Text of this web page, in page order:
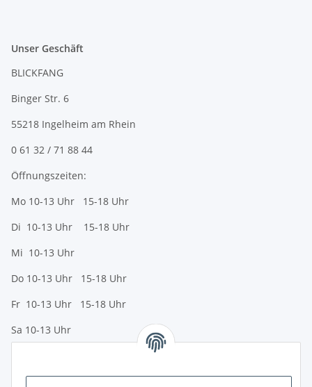
Unser Geschäft
BLICKFANG
Binger Str. 6
55218 Ingelheim am Rhein
0 61 32 / 71 88 44
Öffnungszeiten:
Mo 10-13 Uhr 15-18 Uhr
Di 10-13 Uhr 15-18 Uhr
Mi 10-13 Uhr
Do 10-13 Uhr 15-18 Uhr
Fr 10-13 Uhr 15-18 Uhr
Sa 10-13 Uhr
Vorkasse (per Bank-Überweisung)